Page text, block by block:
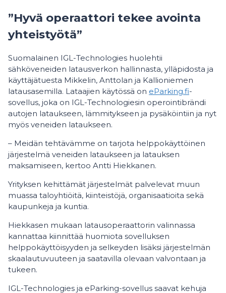
”Hyvä operaattori tekee avointa
yhteistyötä”
Suomalainen IGL-Technologies huolehtii
sähköveneiden latausverkon hallinnasta, ylläpidosta ja
käyttäjätuesta Mikkelin, Anttolan ja Kallioniemen
latausasemilla. Lataajien käytössä on eParking.fi-
sovellus, joka on IGL-Technologiesin operointibrändi
autojen lataukseen, lämmitykseen ja pysäköintiin ja nyt
myös veneiden lataukseen.
– Meidän tehtävämme on tarjota helppokäyttöinen
järjestelmä veneiden lataukseen ja latauksen
maksamiseen, kertoo Antti Hiekkanen.
Yrityksen kehittämät järjestelmät palvelevat muun
muassa taloyhtiöitä, kiinteistöjä, organisaatioita sekä
kaupunkeja ja kuntia.
Hiekkasen mukaan latausoperaattorin valinnassa
kannattaa kiinnittää huomiota sovelluksen
helppokäyttöisyyden ja selkeyden lisäksi järjestelmän
skaalautuvuuteen ja saatavilla olevaan valvontaan ja
tukeen.
IGL-Technologies ja eParking-sovellus saavat kehuja